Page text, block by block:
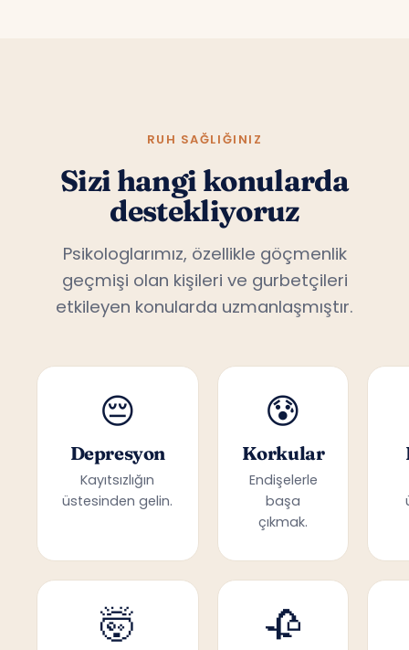
RUH SAĞLIĞINIZ
Sizi hangi konularda
destekliyoruz
Psikologlarımız, özellikle göçmenlik
geçmişi olan kişileri ve gurbetçileri
etkileyen konularda uzmanlaşmıştır.
😔
Depresyon
Kayıtsızlığın
üstesinden gelin.
😰
Korkular
Endişelerle
başa
çıkmak.
🤯 🥀